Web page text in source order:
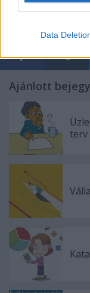
Data
Címkék:biznisz
Ajánlott
terv